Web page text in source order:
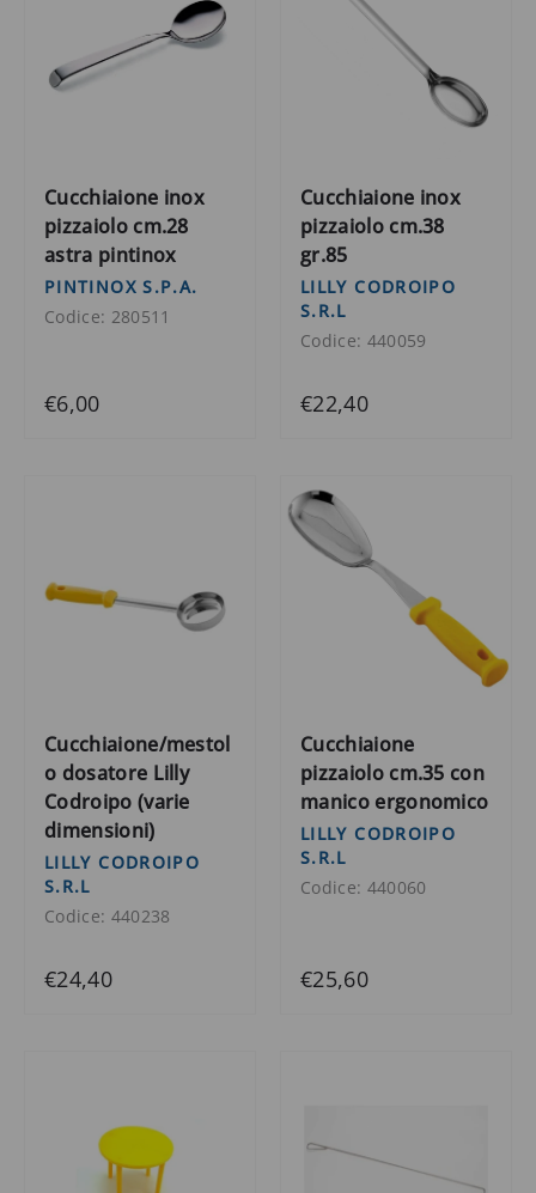
Cucchiaione inox
pizzaiolo cm.28
astra pintinox
PINTINOX S.P.A.
Codice: 280511
€6,00
Cucchiaione inox
pizzaiolo cm.38
gr.85
LILLY CODROIPO
S.R.L
Codice: 440059
€22,40
Cucchiaione/mestol
o dosatore Lilly
Codroipo (varie
dimensioni)
LILLY CODROIPO
S.R.L
Codice: 440238
€24,40
Cucchiaione
pizzaiolo cm.35 con
manico ergonomico
LILLY CODROIPO
S.R.L
Codice: 440060
€25,60